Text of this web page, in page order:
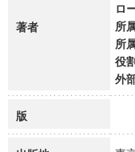
著者
ロ
所
所
役
外
版